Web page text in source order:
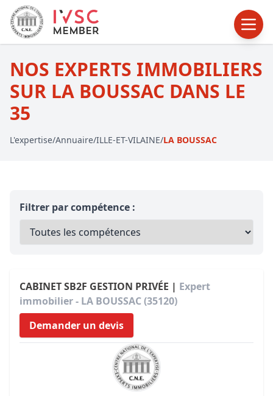
NOS EXPERTS IMMOBILIERS
SUR LA BOUSSAC DANS LE
35
L'expertise/Annuaire/ILLE-ET-VILAINE/LA BOUSSAC
Filtrer par compétence :
CABINET SB2F GESTION PRIVÉE | Expert
immobilier - LA BOUSSAC (35120)
Demander un devis